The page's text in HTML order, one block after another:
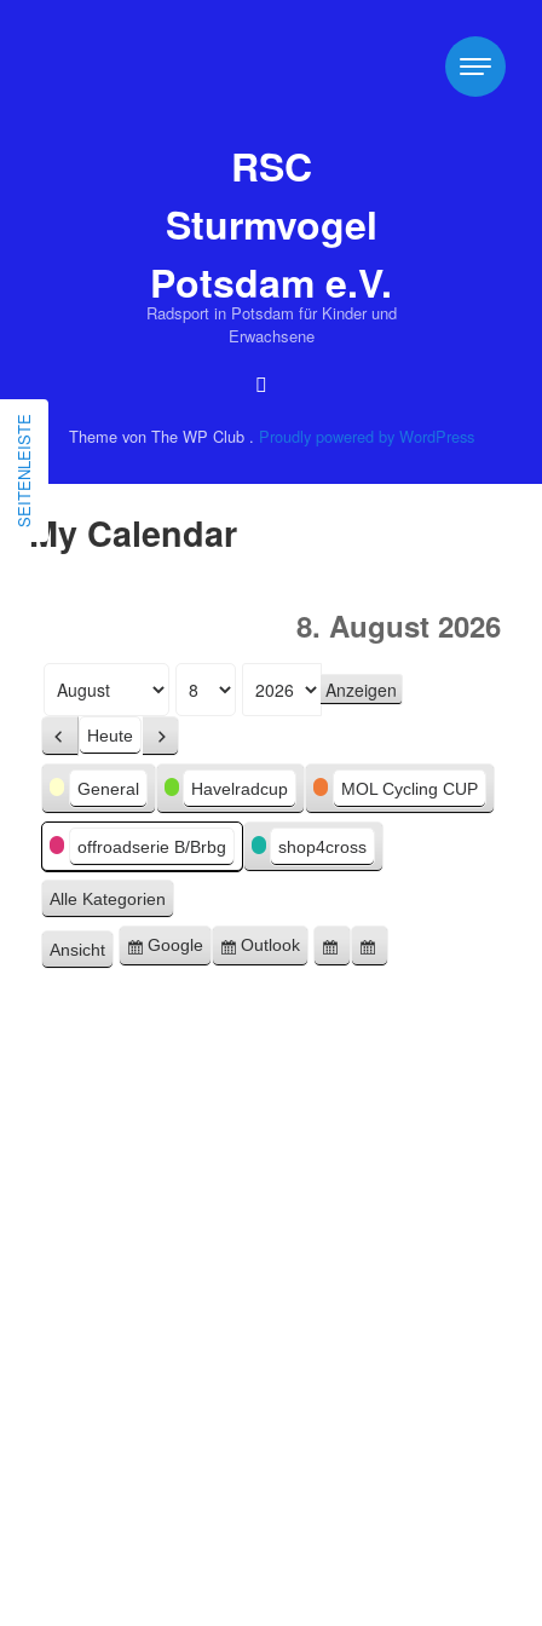
My Calendar
8. August 2026
Monat
Tag
Jahr
Zurück
Heute Weiter
Kategorien
General Havelradcup MOL Cycling CUP
offroadserie B/Brbg shop4cross
Alle Kategorien
Ansicht ausdrucken
Eintragen
Google
Eintragen
Outlook
Google-
SEITENLEISTE
RSC
Sturmvogel
Potsdam e.V.
Radsport in Potsdam für Kinder und
Erwachsene
Theme von The WP Club . Proudly powered by WordPress